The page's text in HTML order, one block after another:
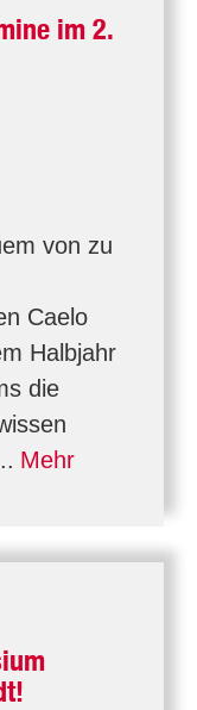
im 2.
von zu
Caelo
Halbjahr
die
Mehr